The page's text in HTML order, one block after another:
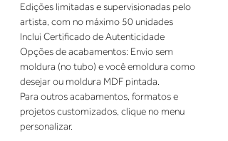
Edições limitadas e supervisionadas pelo
artista, com no máximo 50 unidades
Inclui Certificado de Autenticidade
Opções de acabamentos: Envio sem
moldura (no tubo) e você emoldura como
desejar ou moldura MDF pintada.
Para outros acabamentos, formatos e
projetos customizados, clique no menu
personalizar.